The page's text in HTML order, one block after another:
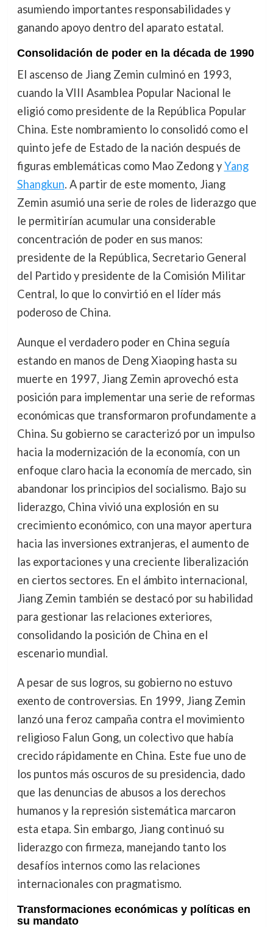
asumiendo importantes responsabilidades y
ganando apoyo dentro del aparato estatal.
Consolidación de poder en la década de 1990
El ascenso de Jiang Zemin culminó en 1993,
cuando la VIII Asamblea Popular Nacional le
eligió como presidente de la República Popular
China. Este nombramiento lo consolidó como el
quinto jefe de Estado de la nación después de
figuras emblemáticas como Mao Zedong yYang
Shangkun. A partir de este momento, Jiang
Zemin asumió una serie de roles de liderazgo que
le permitirían acumular una considerable
concentración de poder en sus manos:
presidente de la República, Secretario General
del Partido y presidente de la Comisión Militar
Central, lo que lo convirtió en el líder más
poderoso de China.
Aunque el verdadero poder en China seguía
estando en manos de Deng Xiaoping hasta su
muerte en 1997, Jiang Zemin aprovechó esta
posición para implementar una serie de reformas
económicas que transformaron profundamente a
China. Su gobierno se caracterizó por un impulso
hacia la modernización de la economía, con un
enfoque claro hacia la economía de mercado, sin
abandonar los principios del socialismo. Bajo su
liderazgo, China vivió una explosión en su
crecimiento económico, con una mayor apertura
hacia las inversiones extranjeras, el aumento de
las exportaciones y una creciente liberalización
en ciertos sectores. En el ámbito internacional,
Jiang Zemin también se destacó por su habilidad
para gestionar las relaciones exteriores,
consolidando la posición de China en el
escenario mundial.
A pesar de sus logros, su gobierno no estuvo
exento de controversias. En 1999, Jiang Zemin
lanzó una feroz campaña contra el movimiento
religioso Falun Gong, un colectivo que había
crecido rápidamente en China. Este fue uno de
los puntos más oscuros de su presidencia, dado
que las denuncias de abusos a los derechos
humanos y la represión sistemática marcaron
esta etapa. Sin embargo, Jiang continuó su
liderazgo con firmeza, manejando tanto los
desafíos internos como las relaciones
internacionales con pragmatismo.
Transformaciones económicas y políticas en
su mandato